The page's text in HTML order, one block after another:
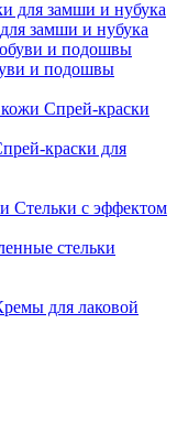
замши и нубука
и подошвы
Спрей-краски